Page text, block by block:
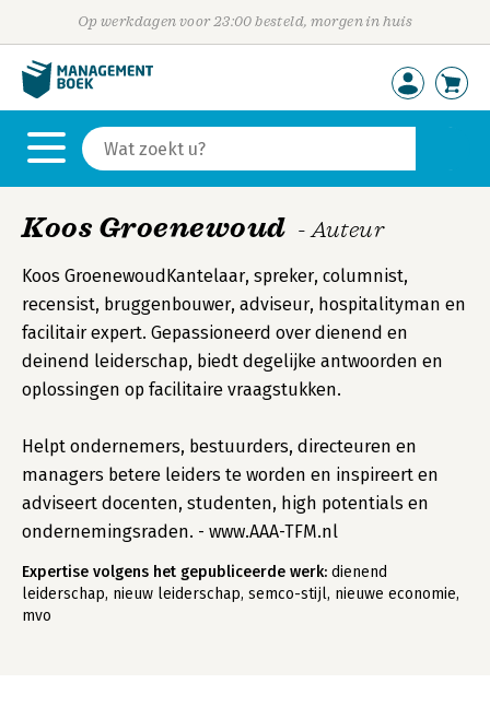
Op werkdagen voor 23:00 besteld, morgen in huis
Koos Groenewoud - Auteur
Koos GroenewoudKantelaar, spreker, columnist,
recensist, bruggenbouwer, adviseur, hospitalityman en
facilitair expert. Gepassioneerd over dienend en
deinend leiderschap, biedt degelijke antwoorden en
oplossingen op facilitaire vraagstukken.
Helpt ondernemers, bestuurders, directeuren en
managers betere leiders te worden en inspireert en
adviseert docenten, studenten, high potentials en
ondernemingsraden. - www.AAA-TFM.nl
Expertise volgens het gepubliceerde werk: dienend
leiderschap, nieuw leiderschap, semco-stijl, nieuwe economie,
mvo